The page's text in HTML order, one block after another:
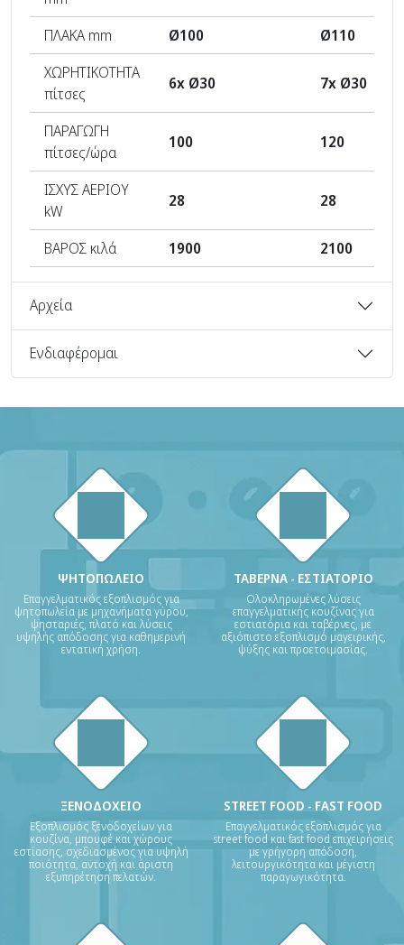
ΠΛΑΚΑ mm
Ø100
Ø110
ΧΩΡΗΤΙΚΟΤΗΤΑ
πίτσες
6x Ø30 7x Ø30
ΠΑΡΑΓΩΓΗ
πίτσες/ώρα
100 120
ΙΣΧΥΣ ΑΕΡΙΟΥ
kW
28 28
ΒΑΡΟΣ κιλά 1900 2100
Αρχεία
Ενδιαφέρομαι
ΨΗΤΟΠΩΛΕΙΟ
Επαγγελματικός εξοπλισμός για
ψητοπωλεία με μηχανήματα γύρου,
ψησταριές, πλατό και λύσεις
υψηλής απόδοσης για καθημερινή
εντατική χρήση.
ΤΑΒΕΡΝΑ - ΕΣΤΙΑΤΟΡΙΟ
Ολοκληρωμένες λύσεις
επαγγελματικής κουζίνας για
εστιατόρια και ταβέρνες, με
αξιόπιστο εξοπλισμό μαγειρικής,
ψύξης και προετοιμασίας.
ΞΕΝΟΔΟΧΕΙΟ
Εξοπλισμός ξενοδοχείων για
κουζίνα, μπουφέ και χώρους
εστίασης, σχεδιασμένος για υψηλή
ποιότητα, αντοχή και άριστη
εξυπηρέτηση πελατών.
STREET FOOD - FAST FOOD
Επαγγελματικός εξοπλισμός για
street food και fast food επιχειρήσεις
με γρήγορη απόδοση,
λειτουργικότητα και μέγιστη
παραγωγικότητα.